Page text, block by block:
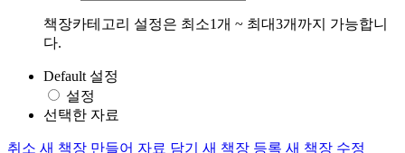
책장카테고리 설정은 최소1개 ~ 최대3개까지 가능합니
다.
Default 설정
설정
선택한 자료
취소 새 책장 만들어 자료 담기 새 책장 등록 새 책장 수정